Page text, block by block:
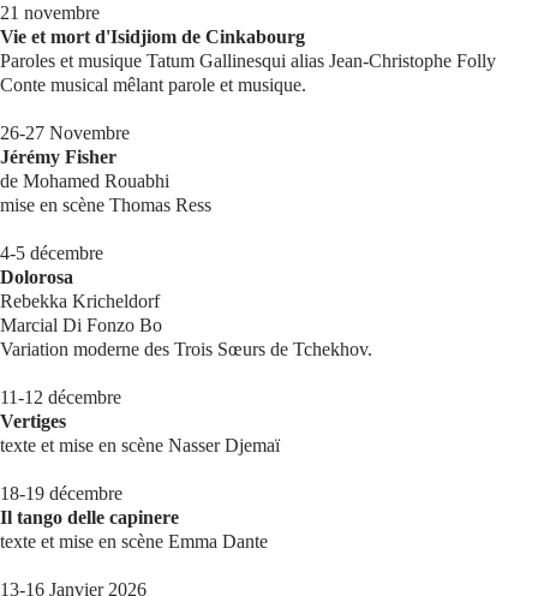
21 novembre
Vie et mort d'Isidjiom de Cinkabourg
Paroles et musique Tatum Gallinesqui alias Jean-Christophe Folly
Conte musical mêlant parole et musique.
26-27 Novembre
Jérémy Fisher
de Mohamed Rouabhi
mise en scène Thomas Ress
4-5 décembre
Dolorosa
Rebekka Kricheldorf
Marcial Di Fonzo Bo
Variation moderne des Trois Sœurs de Tchekhov.
11-12 décembre
Vertiges
texte et mise en scène Nasser Djemaï
18-19 décembre
Il tango delle capinere
texte et mise en scène Emma Dante
13-16 Janvier 2026